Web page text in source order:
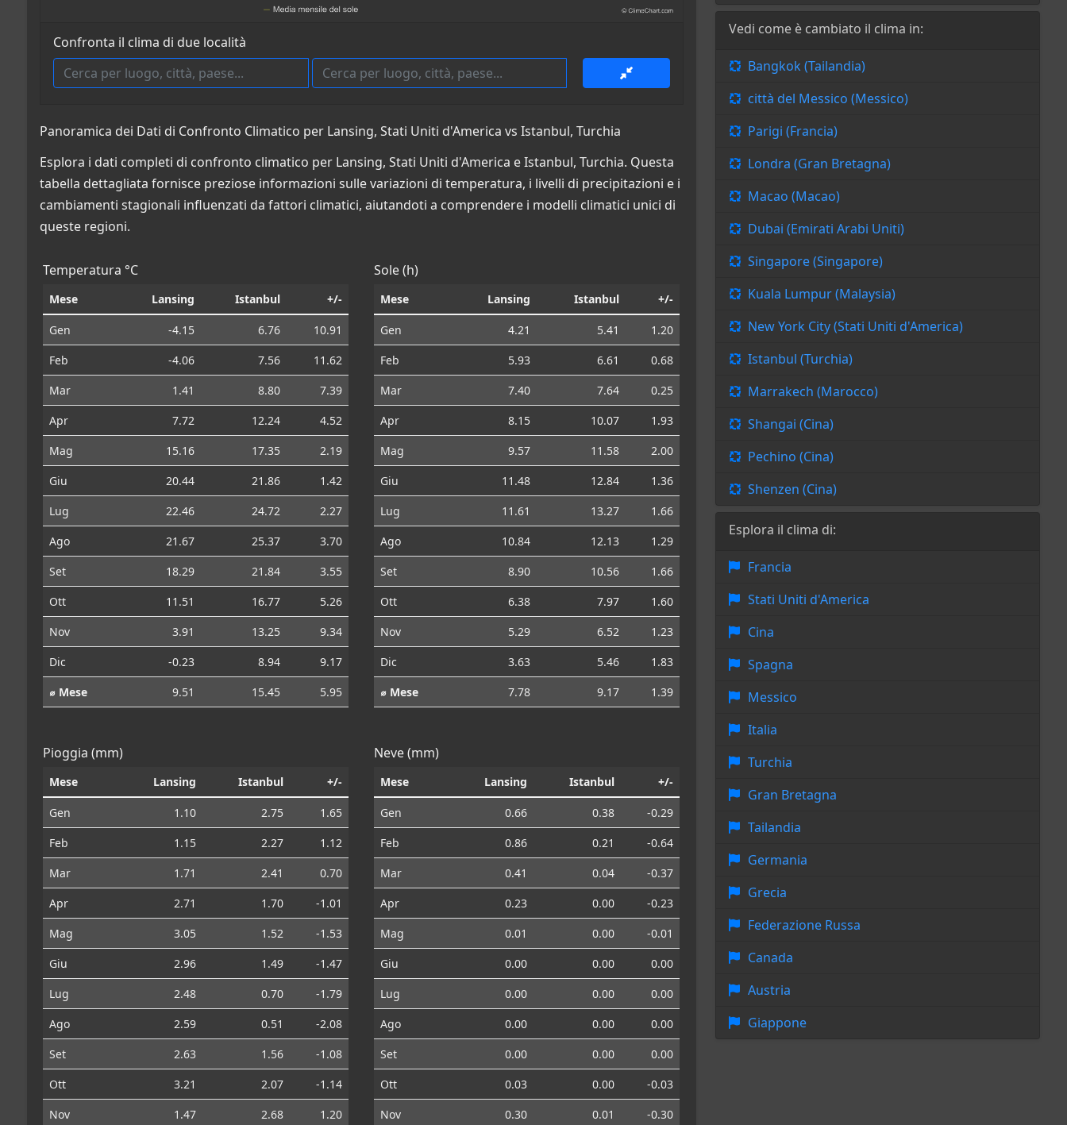
Confronta il clima di due località
Panoramica dei Dati di Confronto Climatico per Lansing, Stati Uniti d'America vs Istanbul, Turchia
Esplora i dati completi di confronto climatico per Lansing, Stati Uniti d'America e Istanbul, Turchia. Questa
tabella dettagliata fornisce preziose informazioni sulle variazioni di temperatura, i livelli di precipitazioni e i
cambiamenti stagionali influenzati da fattori climatici, aiutandoti a comprendere i modelli climatici unici di
queste regioni.
Temperatura °C
Mese Lansing Istanbul +/-
Gen -4.15 6.76
10.91
Feb
-4.06 7.56
11.62
Mar
1.41 8.80
7.39
Apr
7.72 12.24
4.52
Mag
15.16 17.35
2.19
Giu
20.44 21.86
1.42
Lug
22.46 24.72
2.27
Ago
21.67 25.37
3.70
Set
18.29 21.84
3.55
Ott
11.51 16.77
5.26
Nov
3.91 13.25
9.34
Dic
-0.23 8.94
9.17
⌀ Mese
9.51 15.45 5.95
Sole (h)
Mese Lansing Istanbul +/-
Gen 4.21 5.41
1.20
Feb
5.93 6.61
0.68
Mar
7.40 7.64
0.25
Apr
8.15 10.07
1.93
Mag
9.57 11.58
2.00
Giu
11.48 12.84
1.36
Lug
11.61 13.27
1.66
Ago
10.84 12.13
1.29
Set
8.90 10.56
1.66
Ott
6.38 7.97
1.60
Nov
5.29 6.52
1.23
Dic
3.63 5.46
1.83
⌀ Mese
7.78 9.17 1.39
Pioggia (mm)
Mese Lansing Istanbul +/-
Gen 1.10 2.75
1.65
Feb
1.15 2.27
1.12
Mar
1.71 2.41
0.70
Apr
2.71 1.70
-1.01
Mag
3.05 1.52
-1.53
Giu
2.96 1.49
-1.47
Lug
2.48 0.70
-1.79
Ago
2.59 0.51
-2.08
Set
2.63 1.56
-1.08
Ott
3.21 2.07
-1.14
Nov
1.47 2.68 1.20
Neve (mm)
Mese Lansing Istanbul +/-
Gen 0.66 0.38
-0.29
Feb
0.86 0.21
-0.64
Mar
0.41 0.04
-0.37
Apr
0.23 0.00
-0.23
Mag
0.01 0.00
-0.01
Giu
0.00 0.00
0.00
Lug
0.00 0.00
0.00
Ago
0.00 0.00
0.00
Set
0.00 0.00
0.00
Ott
0.03 0.00
-0.03
Nov
0.30 0.01 -0.30
Vedi come è cambiato il clima in:
Bangkok (Tailandia)
città del Messico (Messico)
Parigi (Francia)
Londra (Gran Bretagna)
Macao (Macao)
Dubai (Emirati Arabi Uniti)
Singapore (Singapore)
Kuala Lumpur (Malaysia)
New York City (Stati Uniti d'America)
Istanbul (Turchia)
Marrakech (Marocco)
Shangai (Cina)
Pechino (Cina)
Shenzen (Cina)
Esplora il clima di:
Francia
Stati Uniti d'America
Cina
Spagna
Messico
Italia
Turchia
Gran Bretagna
Tailandia
Germania
Grecia
Federazione Russa
Canada
Austria
Giappone